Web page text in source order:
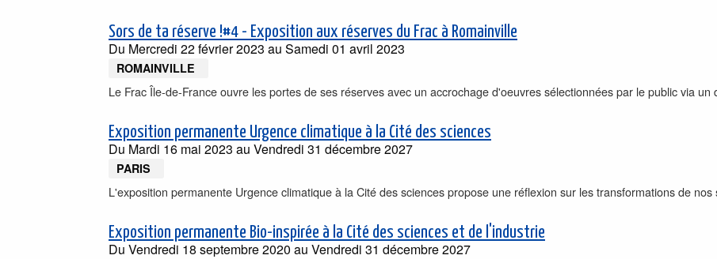
Sors de ta réserve !#4 - Exposition aux réserves du Frac à Romainville
Du Mercredi 22 février 2023 au Samedi 01 avril 2023
ROMAINVILLE
Le Frac Île-de-France ouvre les portes de ses réserves avec un accrochage d'oeuvres sélectionnées par le public via un
Exposition permanente Urgence climatique à la Cité des sciences
Du Mardi 16 mai 2023 au Vendredi 31 décembre 2027
PARIS
L'exposition permanente Urgence climatique à la Cité des sciences propose une réflexion sur les transformations de
Exposition permanente Bio-inspirée à la Cité des sciences et de l'industrie
Du Vendredi 18 septembre 2020 au Vendredi 31 décembre 2027